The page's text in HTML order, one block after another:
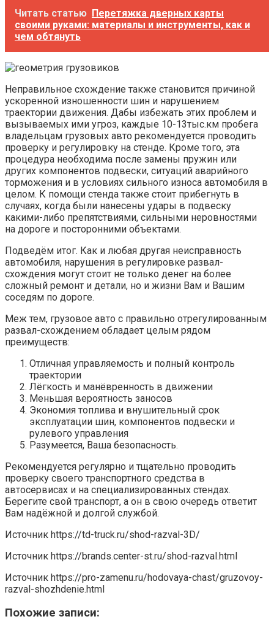
Читать статью Перетяжка дверных карты
своими руками: материалы и инструменты, как и
чем обтянуть
Неправильное схождение также становится причиной
ускоренной изношенности шин и нарушением
траектории движения. Дабы избежать этих проблем и
вызываемых ими угроз, каждые 10-13тыс.км пробега
владельцам грузовых авто рекомендуется проводить
проверку и регулировку на стенде. Кроме того, эта
процедура необходима после замены пружин или
других компонентов подвески, ситуаций аварийного
торможения и в условиях сильного износа автомобиля в
целом. К помощи стенда также стоит прибегнуть в
случаях, когда были нанесены удары в подвеску
какими-либо препятствиями, сильными неровностями
на дороге и посторонними объектами.
Подведём итог. Как и любая другая неисправность
автомобиля, нарушения в регулировке развал-
схождения могут стоит не только денег на более
сложный ремонт и детали, но и жизни Вам и Вашим
соседям по дороге.
Меж тем, грузовое авто с правильно отрегулированным
развал-схождением обладает целым рядом
преимуществ:
Отличная управляемость и полный контроль
траектории
Лёгкость и манёвренность в движении
Меньшая вероятность заносов
Экономия топлива и внушительный срок
эксплуатации шин, компонентов подвески и
рулевого управления
Разумеется, Ваша безопасность.
Рекомендуется регулярно и тщательно проводить
проверку своего транспортного средства в
автосервисах и на специализированных стендах.
Берегите свой транспорт, а он в свою очередь ответит
Вам надёжной и долгой службой.
Источник https://td-truck.ru/shod-razval-3D/
Источник https://brands.center-st.ru/shod-razval.html
Источник https://pro-zamenu.ru/hodovaya-chast/gruzovoy-
razval-shozhdenie.html
Похожие записи: